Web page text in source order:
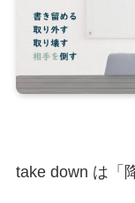
take down は「